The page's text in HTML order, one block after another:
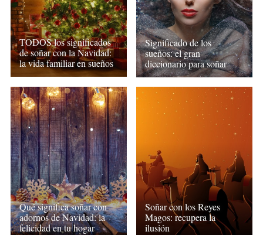
TODOS los significados
de soñar con la Navidad:
la vida familiar en sueños
Significado de los
sueños: el gran
diccionario para soñar
Qué significa soñar con
adornos de Navidad: la
felicidad en tu hogar
Soñar con los Reyes
Magos: recupera la
ilusión